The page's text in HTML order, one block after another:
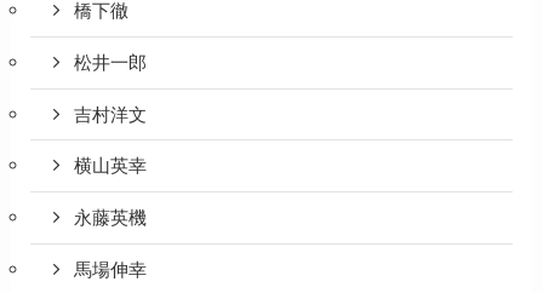
橋下徹
松井一郎
吉村洋文
横山英幸
永藤英機
馬場伸幸